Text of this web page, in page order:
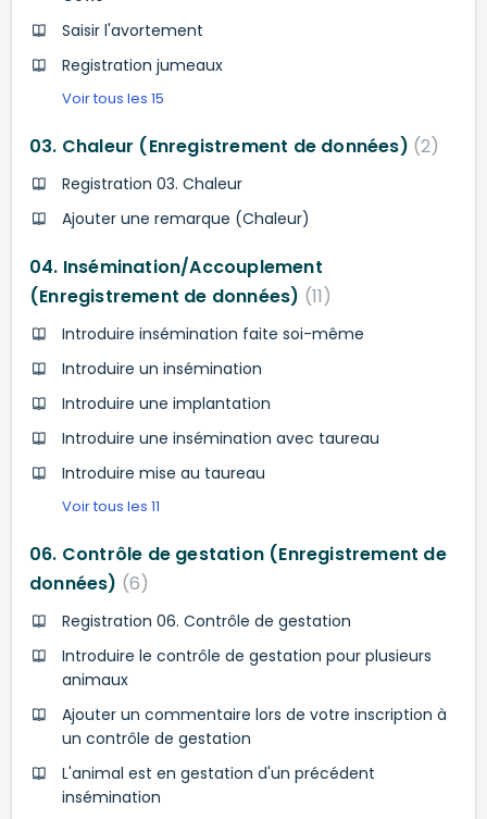
Saisir l'avortement
Registration jumeaux
Voir tous les 15
03. Chaleur (Enregistrement de données) 2
Registration 03. Chaleur
Ajouter une remarque (Chaleur)
04. Insémination/Accouplement
(Enregistrement de données) 11
Introduire insémination faite soi-même
Introduire un insémination
Introduire une implantation
Introduire une insémination avec taureau
Introduire mise au taureau
Voir tous les 11
06. Contrôle de gestation (Enregistrement de
données) 6
Registration 06. Contrôle de gestation
Introduire le contrôle de gestation pour plusieurs
animaux
Ajouter un commentaire lors de votre inscription à
un contrôle de gestation
L'animal est en gestation d'un précédent
insémination